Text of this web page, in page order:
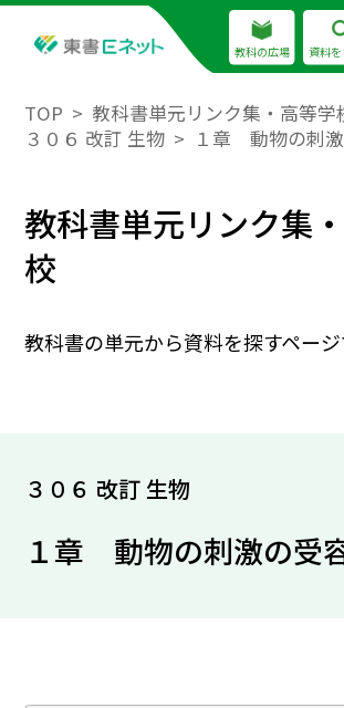
教科の広場 資料
TOP
教科書単元リンク集・高等学
３０６ 改訂 生物
１章 動物の刺
教科書単元リンク集
校
教科書の単元から資料を探すページ
３０６ 改訂 生物
１章 動物の刺激の受